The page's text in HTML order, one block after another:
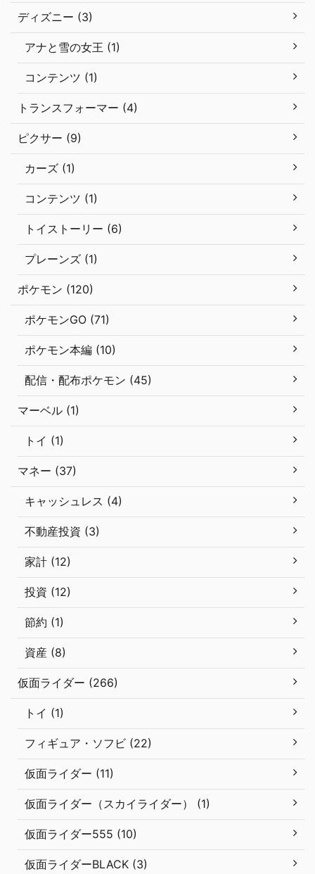
ディズニー (3)
アナと雪の女王 (1)
コンテンツ (1)
トランスフォーマー (4)
ピクサー (9)
カーズ (1)
コンテンツ (1)
トイストーリー (6)
プレーンズ (1)
ポケモン (120)
ポケモンGO (71)
ポケモン本編 (10)
配信・配布ポケモン (45)
マーベル (1)
トイ (1)
マネー (37)
キャッシュレス (4)
不動産投資 (3)
家計 (12)
投資 (12)
節約 (1)
資産 (8)
仮面ライダー (266)
トイ (1)
フィギュア・ソフビ (22)
仮面ライダー (11)
仮面ライダー（スカイライダー） (1)
仮面ライダー555 (10)
仮面ライダーBLACK (3)